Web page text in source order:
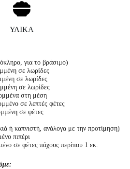
ΥΛΙΚΑ
για το βράσιμο)
σε λωρίδες
σε λωρίδες
σε λωρίδες
στη μέση
σε λεπτές φέτες
σε φέτες
ή καπνιστή, ανάλογα με την προτίμηση)
πιπέρι
σε φέτες πάχους περίπου 1 εκ.